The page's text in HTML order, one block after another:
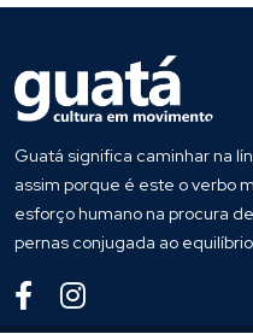
Guatá significa caminhar na
assim porque é este o verbo
esforço humano na procura
pernas conjugada ao